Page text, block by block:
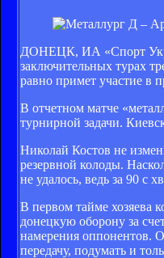
ДОНЕЦК, ИА «Спорт
заключительных турах
равно примет участие в
В отчетном матче
турнирной задачи.
Николай Костов не
резервной колоды.
не удалось, ведь за 90 с
В первом тайме хозяева
донецкую оборону за
намерения оппонентов.
передачу, подумать и